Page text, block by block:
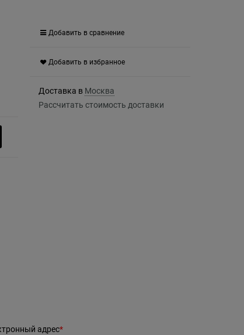
Добавить в сравнение
Добавить в избранное
Доставка в Москва
Рассчитать стоимость доставки
адрес